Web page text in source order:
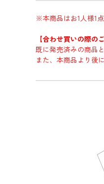
※本商品はお1人様1
【合わせ買いの際の
既に発売済みの商品
また、本商品より後